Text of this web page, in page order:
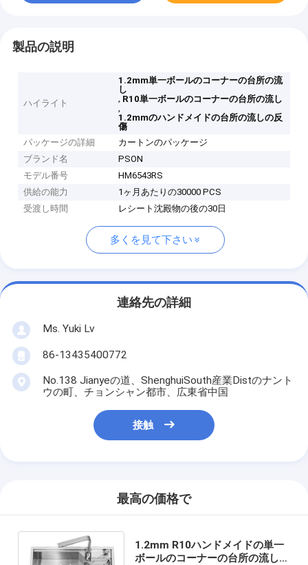
製品の説明
ハイライト
1.2mm単一ボールのコーナーの台所の流
し
, R10単一ボールのコーナーの台所の流し
,
1.2mmのハンドメイドの台所の流しの反
傷
パッケージの詳細
カートンのパッケージ
ブランド名
PSON
モデル番号
HM6543RS
供給の能力
1ヶ月あたりの30000 PCS
受渡し時間
レシート沈殿物の後の30日
多くを見て下さい
連絡先の詳細
Ms. Yuki Lv
86-13435400772
No.138 Jianyeの道、ShenghuiSouth産業Distのナント
ウの町、チョンシャン都市、広東省中国
接触
最高の価格で
1.2mm R10ハンドメイドの単一
ボールのコーナーの台所の流しの